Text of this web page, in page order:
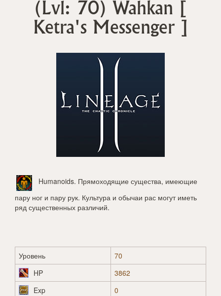
(Lvl: 70) Wahkan
Ketra's Messenger ]
Humanoids. Прямоходящие существа, имеющие
пару ног и пару рук. Культура и обычаи рас могут иметь
ряд существенных различий.
Уровень
70
HP
3862
Exp
0